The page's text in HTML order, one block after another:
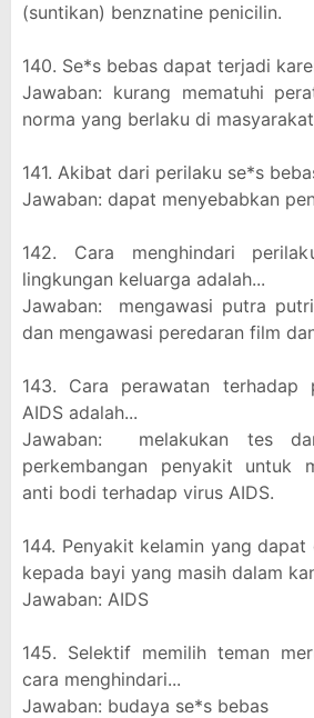
(suntikan) benznatine penicilin.
140. Se*s bebas dapat terjadi
Jawaban: kurang mematuhi
norma yang berlaku di
141. Akibat dari perilaku se*s
Jawaban: dapat menyebabkan
142. Cara menghindari
lingkungan keluarga adalah...
Jawaban: mengawasi putra
dan mengawasi peredaran film
143. Cara perawatan terhadap
AIDS adalah...
Jawaban: melakukan tes
perkembangan penyakit untuk
anti bodi terhadap virus AIDS.
144. Penyakit kelamin yang
kepada bayi yang masih dalam
Jawaban: AIDS
145. Selektif memilih teman
cara menghindari...
Jawaban: budaya se*s bebas